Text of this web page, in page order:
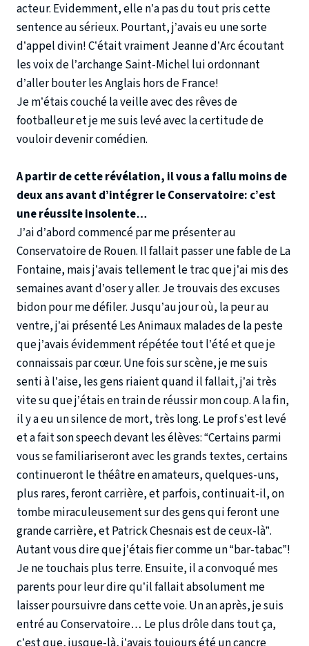
acteur. Evidemment, elle n’a pas du tout pris cette
sentence au sérieux. Pourtant, j’avais eu une sorte
d’appel divin! C’était vraiment Jeanne d’Arc écoutant
les voix de l’archange Saint-Michel lui ordonnant
d’aller bouter les Anglais hors de France!
Je m’étais couché la veille avec des rêves de
footballeur et je me suis levé avec la certitude de
vouloir devenir comédien.
A partir de cette révélation, il vous a fallu moins de
deux ans avant d’intégrer le Conservatoire: c’est
une réussite insolente…
J’ai d’abord commencé par me présenter au
Conservatoire de Rouen. Il fallait passer une fable de La
Fontaine, mais j’avais tellement le trac que j’ai mis des
semaines avant d’oser y aller. Je trouvais des excuses
bidon pour me défiler. Jusqu’au jour où, la peur au
ventre, j’ai présenté Les Animaux malades de la peste
que j’avais évidemment répétée tout l’été et que je
connaissais par cœur. Une fois sur scène, je me suis
senti à l’aise, les gens riaient quand il fallait, j’ai très
vite su que j’étais en train de réussir mon coup. A la fin,
il y a eu un silence de mort, très long. Le prof s’est levé
et a fait son speech devant les élèves: “Certains parmi
vous se familiariseront avec les grands textes, certains
continueront le théâtre en amateurs, quelques-uns,
plus rares, feront carrière, et parfois, continuait-il, on
tombe miraculeusement sur des gens qui feront une
grande carrière, et Patrick Chesnais est de ceux-là”.
Autant vous dire que j’étais fier comme un “bar-tabac”!
Je ne touchais plus terre. Ensuite, il a convoqué mes
parents pour leur dire qu’il fallait absolument me
laisser poursuivre dans cette voie. Un an après, je suis
entré au Conservatoire… Le plus drôle dans tout ça,